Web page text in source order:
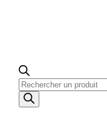
Recherche
de
produits